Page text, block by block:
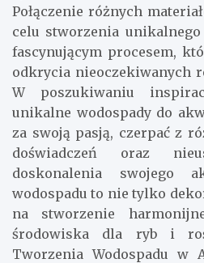
Połączenie różnych
celu stworzenia unikalnego
fascynującym procesem,
odkrycia nieoczekiwanych
W poszukiwaniu
unikalne wodospady do
za swoją pasją, czerpać z
doświadczeń oraz
doskonalenia swojego
wodospadu to nie tylko
na stworzenie
środowiska dla ryb i
Tworzenia Wodospadu